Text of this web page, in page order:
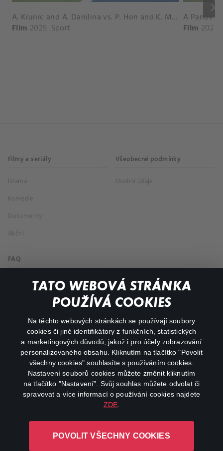
TATO WEBOVÁ STRÁNKA
POUŽÍVÁ COOKIES
Na těchto webových stránkách se používají soubory
cookies či jiné identifikátory z funkčních, statistických
a marketingových důvodů, jakož i pro účely zobrazování
personalizovaného obsahu. Kliknutím na tlačítko "Povolit
všechny cookies" souhlasíte s používáním cookies.
Nastavení souborů cookies můžete změnit kliknutím
na tlačítko "Nastavení". Svůj souhlas můžete odvolat či
spravovat a více informací o používání cookies najdete
ZDE
POVOLIT VŠECHNY COOKIES
keyboard_arrow_right
A. Krunic and A. Danilina vs. P. Hon and K. Muchova Match Highlights - BEIJING_Capital Group Diamond ( October 02, 2025)
Film 2025 Sport Film 2026
Filmy a seriály
Drama
Komedie
Dokumenty
Akční
Všeobecné podmínky
Osobní údaje
FAQ
Můj účet
Důležité odkazy
facebookinstagram
youtube
L-1246 Luxembourg R.C.S.